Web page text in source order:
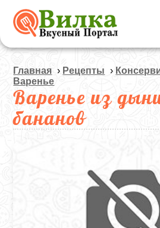
Главная › Рецепты ›
Варенье
Варенье из
бананов